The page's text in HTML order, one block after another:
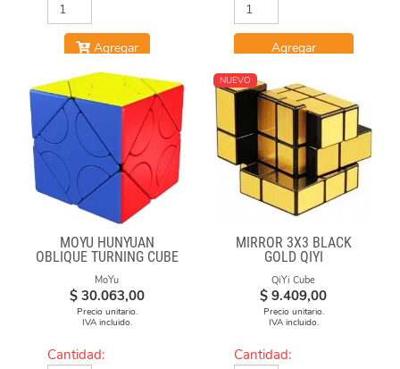
Agregar Agregar
MOYU HUNYUAN
OBLIQUE TURNING CUBE
1 MIXUP SKEWB
MoYu
$ 30.063,00
Precio unitario.
IVA incluido.
Cantidad:
NUEVO
MIRROR 3X3 BLACK
GOLD QIYI
QiYi Cube
$ 9.409,00
Precio unitario.
IVA incluido.
Cantidad: